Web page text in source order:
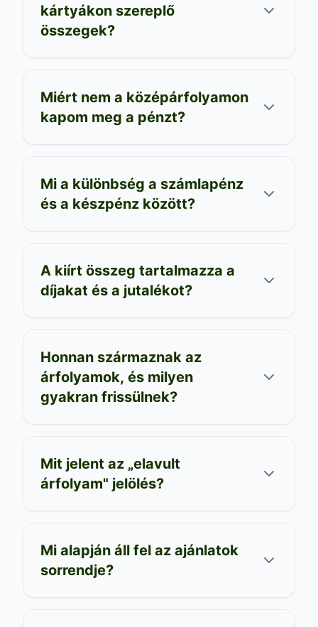
kártyákon szereplő
összegek?
Miért nem a középárfolyamon
kapom meg a pénzt?
Mi a különbség a számlapénz
és a készpénz között?
A kiírt összeg tartalmazza a
díjakat és a jutalékot?
Honnan származnak az
árfolyamok, és milyen
gyakran frissülnek?
Mit jelent az „elavult
árfolyam" jelölés?
Mi alapján áll fel az ajánlatok
sorrendje?